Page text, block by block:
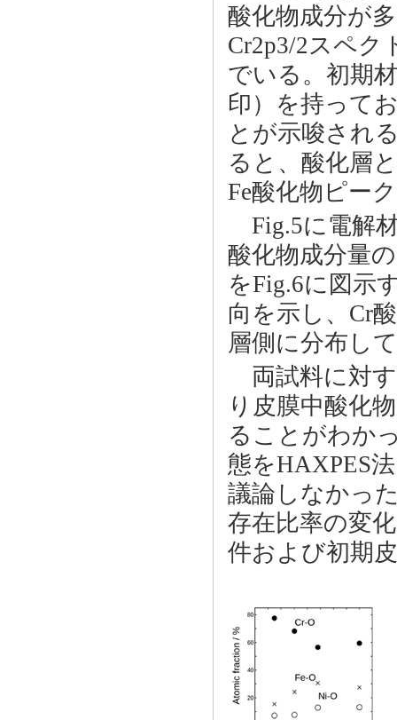
酸化物成分が
Cr2p3/2スペク
でいる。初期
印）を持って
とが示唆され
ると、酸化層
Fe酸化物ピー
Fig.5に電解
酸化物成分量
をFig.6に図示
向を示し、Cr
層側に分布し
両試料に対す
り皮膜中酸化
ることがわか
態をHAXPES
議論しなかっ
存在比率の変
件および初期